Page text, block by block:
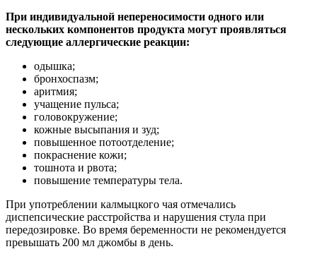
При индивидуальной непереносимости одного или
нескольких компонентов продукта могут проявляться
следующие аллергические реакции:
одышка;
бронхоспазм;
аритмия;
учащение пульса;
головокружение;
кожные высыпания и зуд;
повышенное потоотделение;
покраснение кожи;
тошнота и рвота;
повышение температуры тела.
При употреблении калмыцкого чая отмечались
диспепсические расстройства и нарушения стула при
передозировке. Во время беременности не рекомендуется
превышать 200 мл джомбы в день.